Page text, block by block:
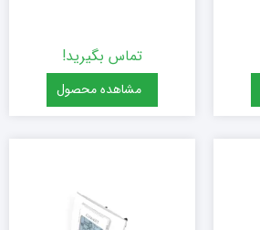
تماس بگیرید!
مشاهده محصول